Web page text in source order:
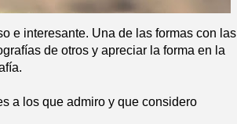
e interesante. Una de las formas con las
de otros y apreciar la forma en la
a los que admiro y que considero